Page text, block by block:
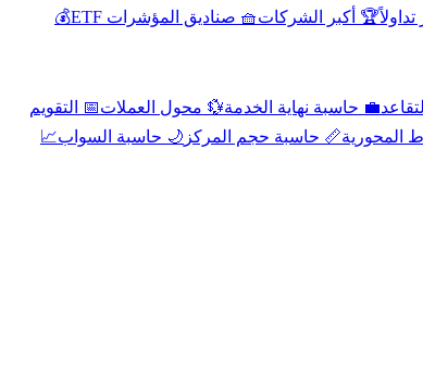
تداولاً🏆 أكبر الشركات🧺 صناديق المؤشرات ETF
💰
💼 حاسبة نهاية الخدمة💱 محول العملات📅 التقويم
المحورية📏 حاسبة حجم المركز 🌙 حاسبة السواب📈